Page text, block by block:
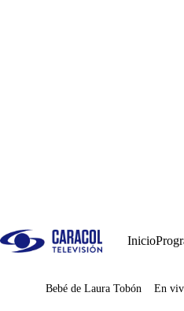
Inicio
Juegos
Bebé de Laura Tobón En